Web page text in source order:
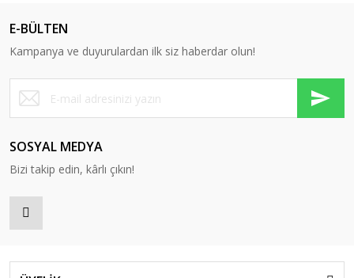
E-BÜLTEN
Kampanya ve duyurulardan ilk siz haberdar olun!
SOSYAL MEDYA
Bizi takip edin, kârlı çıkın!